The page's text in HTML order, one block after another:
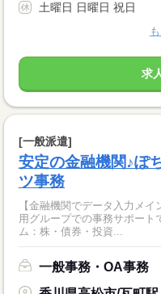
土曜日 日曜日 祝日
求
[一般派遣]
安定の金融機関♪ぽ
ツ事務
【金融機関でデータ入力メ
用グループでの事務サポート
ム：株・債券・投資...
一般事務・OA事務